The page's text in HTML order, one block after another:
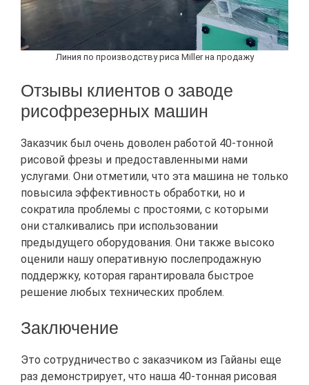
Линия по производству риса Miller на продажу
Отзывы клиентов о заводе
рисофрезерных машин
Заказчик был очень доволен работой 40-тонной
рисовой фрезы и предоставленными нами
услугами. Они отметили, что эта машина не только
повысила эффективность обработки, но и
сократила проблемы с простоями, с которыми
они сталкивались при использовании
предыдущего оборудования. Они также высоко
оценили нашу оперативную послепродажную
поддержку, которая гарантировала быстрое
решение любых технических проблем.
Заключение
Это сотрудничество с заказчиком из Гайаны еще
раз демонстрирует, что наша 40-тонная рисовая